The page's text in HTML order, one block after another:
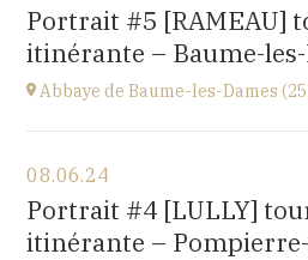
2 rue du Pont
25640 OUGNEY-DOUVOT
at18H00
Portrait #5 [RAMEAU]
itinérante – Baume-
Abbaye de Baume-les-Dames
Abbaye Sainte-Odile
place de l'abbaye, 25110 Baume-
at20H00
08.06.24
Portrait #4 [LULLY]
itinérante –